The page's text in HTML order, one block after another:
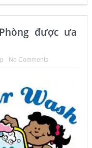
được ưa
No Comments